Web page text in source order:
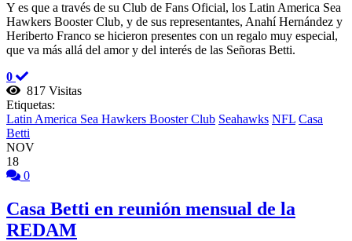
Y es que a través de su Club de Fans Oficial, los Latin America Sea
Hawkers Booster Club, y de sus representantes, Anahí Hernández y
Heriberto Franco se hicieron presentes con un regalo muy especial,
que va más allá del amor y del interés de las Señoras Betti.
0
817 Visitas
Etiquetas:
Latin America Sea Hawkers Booster Club Seahawks NFL Casa
Betti
NOV
18
0
Casa Betti en reunión mensual de la
REDAM